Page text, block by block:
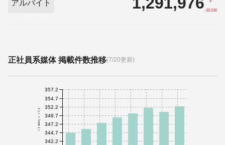
アルバイト
-26,536
正社員系媒体 掲載件数推移(7/20更新)
件数(千件)
342.2
344.7
347.2
349.7
352.2
354.7
357.2